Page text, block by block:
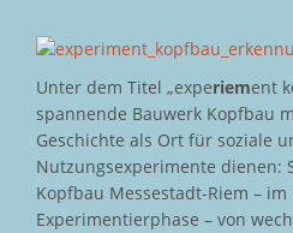
Unter dem Titel „experiement
spannende Bauwerk Kopfbau
Geschichte als Ort für soziale
Nutzungsexperimente dienen:
Kopfbau Messestadt-Riem –
Experimentierphase – von